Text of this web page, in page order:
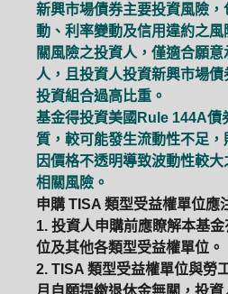
PGIM系列基金
定期(不)定額 高成長
新興市場債券主要投資風險
動、利率變動及信用違約之
關風險之投資人，僅適合願
人，且投資人投資新興市場
投資組合過高比重。
基金得投資美國Rule 144A債
質，較可能發生流動性不足
因價格不透明導致波動性較
相關風險。
申購 TISA 類型受益權單位應
1. 投資人申購前應瞭解本基
位及其他各類型受益權單位。
2. TISA 類型受益權單位與勞
月自願提繳退休金無關，投